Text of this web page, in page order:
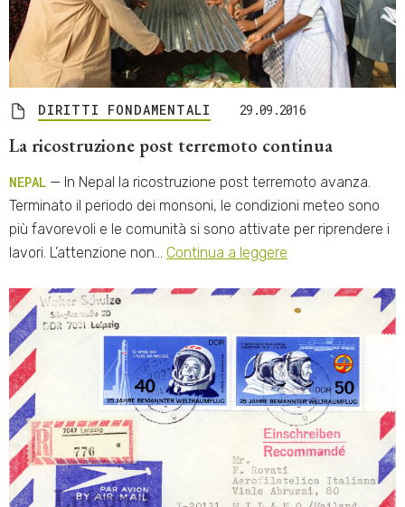
DIRITTI FONDAMENTALI 29.09.2016
La ricostruzione post terremoto continua
NEPAL — In Nepal la ricostruzione post terremoto avanza.
Terminato il periodo dei monsoni, le condizioni meteo sono
più favorevoli e le comunità si sono attivate per riprendere i
lavori. L’attenzione non… Continua a leggere